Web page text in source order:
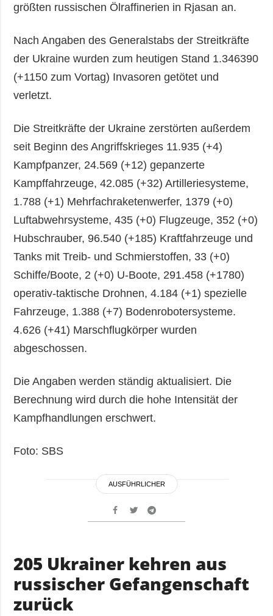
größten russischen Ölraffinerien in Rjasan an.
Nach Angaben des Generalstabs der Streitkräfte
der Ukraine wurden zum heutigen Stand 1.346390
(+1150 zum Vortag) Invasoren getötet und
verletzt.
Die Streitkräfte der Ukraine zerstörten außerdem
seit Beginn des Angriffskrieges 11.935 (+4)
Kampfpanzer, 24.569 (+12) gepanzerte
Kampffahrzeuge, 42.085 (+32) Artilleriesysteme,
1.788 (+1) Mehrfachraketenwerfer, 1379 (+0)
Luftabwehrsysteme, 435 (+0) Flugzeuge, 352 (+0)
Hubschrauber, 96.540 (+185) Kraftfahrzeuge und
Tanks mit Treib- und Schmierstoffen, 33 (+0)
Schiffe/Boote, 2 (+0) U-Boote, 291.458 (+1780)
operativ-taktische Drohnen, 4.184 (+1) spezielle
Fahrzeuge, 1.388 (+7) Bodenrobotersysteme.
4.626 (+41) Marschflugkörper wurden
abgeschossen.
Die Angaben werden ständig aktualisiert. Die
Berechnung wird durch die hohe Intensität der
Kampfhandlungen erschwert.
Foto: SBS
AUSFÜHRLICHER
205 Ukrainer kehren aus
russischer Gefangenschaft
zurück